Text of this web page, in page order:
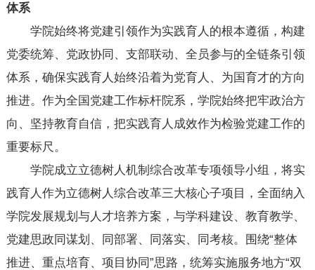
体系
学院始终将党建引领作为实践育人的根本遵循，构建
党委统筹、党政协同、支部联动、全员参与的全链条引领
体系，确保实践育人始终沿着为党育人、为国育才的方向
推进。作为全国党建工作标杆院系，学院始终把牢政治方
向、坚持教育自信，把实践育人成效作为检验党建工作的
重要标尺。
学院成立立德树人机制综合改革专项领导小组，将实
践育人作为立德树人综合改革三大核心子项目，全面纳入
学院发展规划与人才培养方案，与学科建设、教育教学、
党建思政同谋划、同部署、同落实、同考核。围绕“整体
推进、重点培育、项目协同”思路，统筹实施服务地方“双